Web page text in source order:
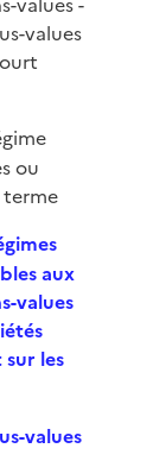
values
ou
terme
aux
values
les
values